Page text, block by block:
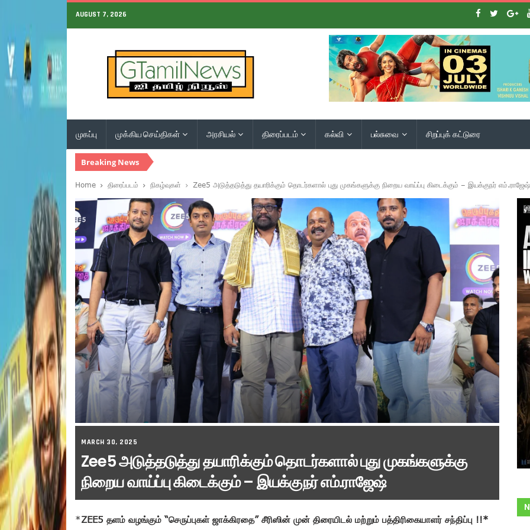
AUGUST 7, 2026
முகப்பு முக்கிய செய்திகள் அரசியல் திரைப்படம் கல்வி பல்சுவை சிறப்புக் கட்டுரை
Breaking News
Home திரைப்படம் நிகழ்வுகள் Zee5 அடுத்தடுத்து தயாரிக்கும் தொடர்களால் புது முகங்களுக்கு நிறைய வாய்ப்பு கிடைக்கும் – இயக்குநர் எம்.ராஜேஷ்
MARCH 30, 2025
Zee5 அடுத்தடுத்து தயாரிக்கும் தொடர்களால் புது முகங்களுக்கு
நிறைய வாய்ப்பு கிடைக்கும் – இயக்குநர் எம்.ராஜேஷ்
*ZEE5 தளம் வழங்கும் “செருப்புகள் ஜாக்கிரதை” சீரிஸின் முன் திரையிடல் மற்றும் பத்திரிகையாளர் சந்திப்பு !!*